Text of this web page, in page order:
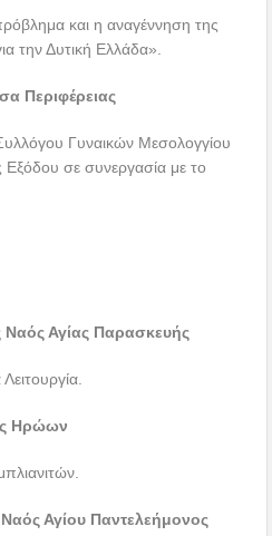
και η αναγέννηση της
την Δυτική Ελλάδα».
Περιφέρειας
Γυναικών Μεσολογγίου
Εξόδου σε συνεργασία με το
Ναός Αγίας Παρασκευής
Ηρώων
Αγίου Παντελεήμονος